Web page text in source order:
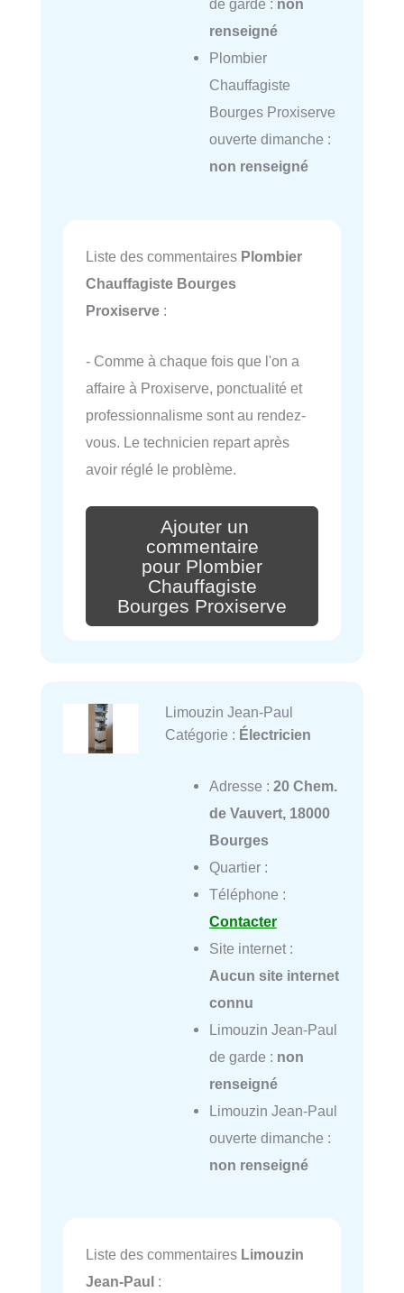
de garde : non
renseigné
Plombier
Chauffagiste
Bourges Proxiserve
ouverte dimanche :
non renseigné
Liste des commentaires Plombier
Chauffagiste Bourges
Proxiserve :
- Comme à chaque fois que l'on a
affaire à Proxiserve, ponctualité et
professionnalisme sont au rendez-
vous. Le technicien repart après
avoir réglé le problème.
Ajouter un
commentaire
pour Plombier
Chauffagiste
Bourges Proxiserve
Limouzin Jean-Paul
Catégorie : Électricien
Adresse : 20 Chem.
de Vauvert, 18000
Bourges
Quartier :
Téléphone :
Contacter
Site internet :
Aucun site internet
connu
Limouzin Jean-Paul
de garde : non
renseigné
Limouzin Jean-Paul
ouverte dimanche :
non renseigné
Liste des commentaires Limouzin
Jean-Paul :